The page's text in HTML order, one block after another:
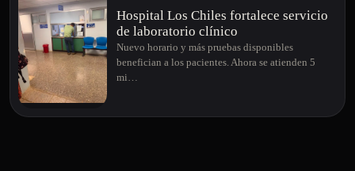
Hospital Los Chiles fortalece servicio
de laboratorio clínico
Nuevo horario y más pruebas disponibles
benefician a los pacientes. Ahora se atienden 5
mi…